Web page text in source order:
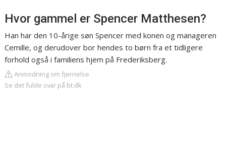
Hvor gammel er Spencer Matthesen?
Han har den 10-årige søn Spencer med konen og manageren
Cemille, og derudover bor hendes to børn fra et tidligere
forhold også i familiens hjem på Frederiksberg.
Anmodning om fjernelse
Se det fulde svar på bt.dk